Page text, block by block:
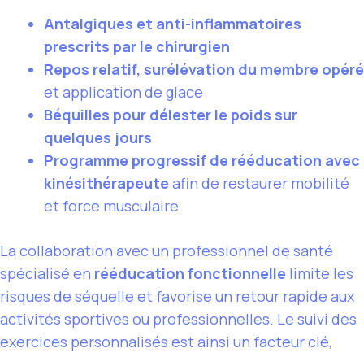
Antalgiques et anti-inflammatoires
prescrits par le chirurgien
Repos relatif, surélévation du membre opéré
et application de glace
Béquilles pour délester le poids sur
quelques jours
Programme progressif de rééducation avec
kinésithérapeute afin de restaurer mobilité
et force musculaire
La collaboration avec un professionnel de santé
spécialisé en rééducation fonctionnelle limite les
risques de séquelle et favorise un retour rapide aux
activités sportives ou professionnelles. Le suivi des
exercices personnalisés est ainsi un facteur clé,